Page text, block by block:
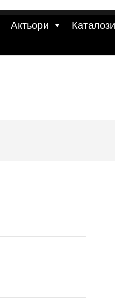
Актьори Каталози